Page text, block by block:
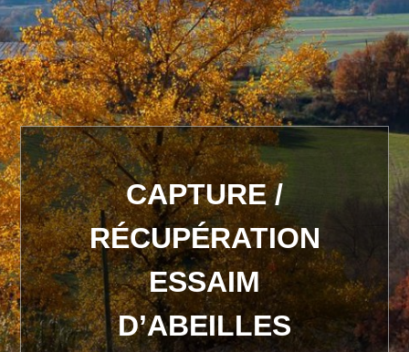
CAPTURE /
RÉCUPÉRATION
ESSAIM
D’ABEILLES